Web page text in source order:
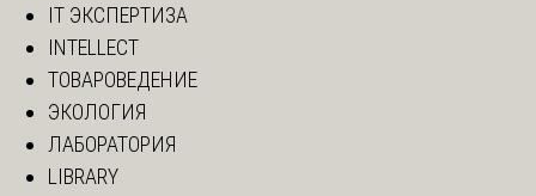
IT ЭКСПЕРТИЗА
INTELLECT
ТОВАРОВЕДЕНИЕ
ЭКОЛОГИЯ
ЛАБОРАТОРИЯ
LIBRARY